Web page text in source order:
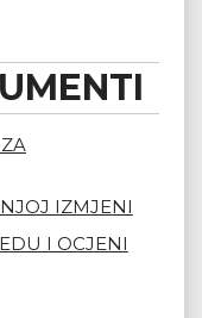
IZMJENI
I OCJENI